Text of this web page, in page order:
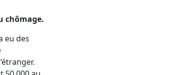
chômage.
eu des